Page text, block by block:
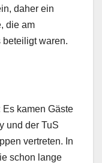
daher ein
die am
waren.
kamen Gäste
und der TuS
vertreten. In
schon lange